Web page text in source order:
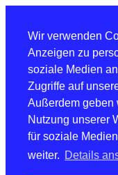
Wir verwenden
Anzeigen zu
soziale Medien
Zugriffe auf
Außerdem geben
Nutzung unserer
für soziale
weiter. Details